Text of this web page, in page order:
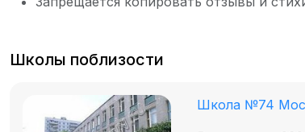
Школы поблизости
Школа №74